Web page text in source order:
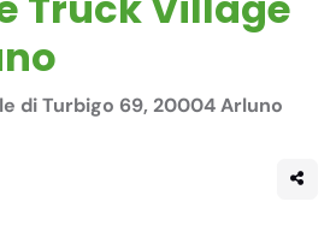
di Turbigo 69, 20004 Arluno